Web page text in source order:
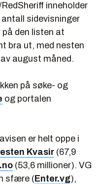
inneholder
sidevisninger
den listen at
bra ut, med nesten
august måned.
på søke- og
og portalen
er helt oppe i
Kvasir (67,9
(53,6 millioner). VG
sfære ( Enter.vg),